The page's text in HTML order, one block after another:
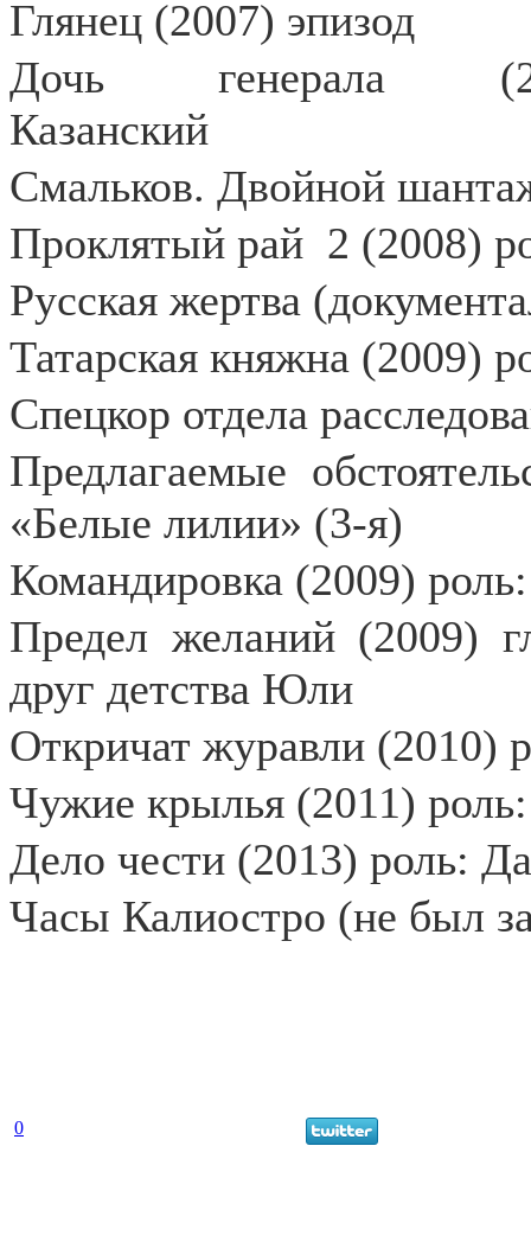
Глянец (2007) эпизод
Дочь генерала
Казанский
Смальков. Двойной
Проклятый рай 2 (2008)
Русская жертва
Татарская княжна (2009)
Спецкор отдела
Предлагаемые
«Белые лилии» (3-я)
Командировка (2009)
Предел желаний (2009)
друг детства Юли
Откричат журавли
Чужие крылья (2011)
Дело чести (2013) роль:
Часы Калиостро (не был
0